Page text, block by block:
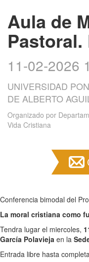
Aula de
Pastoral.
11-02-2026
UNIVERSIDAD
DE ALBERTO
Organizado por
Vida Cristiana
Conferencia bimodal del
La moral cristiana como
Tendra lugar el miercoles,
García Polavieja en la
Entrada libre hasta